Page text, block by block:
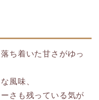
ち着いた甘さがゆっ
風味、
さも残っている気が